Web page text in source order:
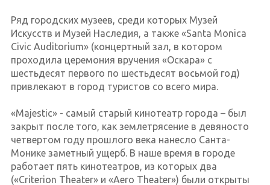
Ряд городских музеев, среди которых Музей
Искусств и Музей Наследия, а также «Santa Monica
Civic Auditorium» (концертный зал, в котором
проходила церемония вручения «Оскара» с
шестьдесят первого по шестьдесят восьмой год)
привлекают в город туристов со всего мира.
«Majestic» - самый старый кинотеатр города – был
закрыт после того, как землетрясение в девяносто
четвертом году прошлого века нанесло Санта-
Монике заметный ущерб. В наше время в городе
работает пять кинотеатров, из которых два
(«Criterion Theater» и «Aero Theater») были открыты